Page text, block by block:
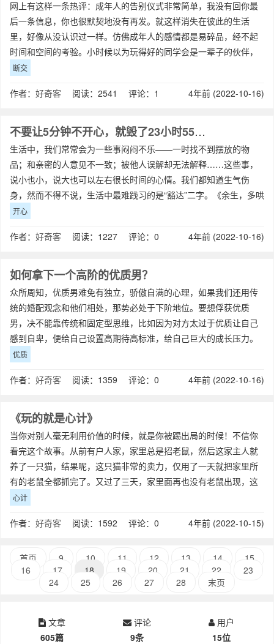
网上有这样一条热评：成年人的告别仪式非常简单，我没有回你最
后一条信息，你也很默契地没有再发。就这样消失在彼此的生活
里，好像从没认识过一样。仿佛成年人的感情都是易碎品，经不起
时间和空间的考验。小时候以为玩得好的同学会是一辈子的伙伴，
但仅仅是一方转个校，彼此的关系就开始逐渐
断交
作者： 好奇客 阅读：2541 评论：1 4年前 (2022-10-16)
不要让5分钟不开心，就毁了23小时55分钟的开心
生活中，我们常常会为一些事闷闷不乐——一时找不到摆放的物
品；和亲密的人意见不一致；被他人误解却无法解释……这些事，
说小也小，说大也可以左右很长时间的心情。我们都知道生气伤
身，然而不得不说，生活中最难践习的是“豁达”二字。《余生，多哄
自己开心》01生气前，先给自己五分钟生
开心
作者： 好奇客 阅读：1227 评论：0 4年前 (2022-10-16)
如何拿下一个高阶的优质男？
众所周知，优质男难免有独立，骄傲自满的心理，如果我们还用传
统的婚配观念和他们相处，那势必处于下阶地位。要想俘获优质
男，决不能靠传统和固定型思维，比如因为对方太过于优质让自己
感到自卑，便给自己设置高期待高标准，给自己巨大的成长压力。
让自己优秀，虽然是一个必不可少的前提，但
优质
作者： 好奇客 阅读：1359 评论：0 4年前 (2022-10-16)
《玩的就是心计》
当你对别人毫无利用价值的时候，就是你被踢出局的时候！不信你
看完这个故事。从前有户人家，家里总是招老鼠，然后这家主人就
养了一只猫，结果呢，这只猫非常的卖力，仅用了一天就把家里所
有的老鼠全都抓完了。又过了三天，家里面再也没有老鼠出现，这
个主人就感觉这只猫已经失去了作用，留着
心计
作者： 好奇客 阅读：1592 评论：0 4年前 (2022-10-15)
首页 9 10 11 12 13 14
15
16
17 18 19 20 21 22
23
24
25 26 27 28 末页
文章
605篇
评论
9条
用户
15位